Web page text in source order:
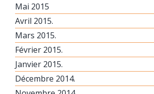
Mai 2015
Avril 2015.
Mars 2015.
Février 2015.
Janvier 2015.
Décembre 2014.